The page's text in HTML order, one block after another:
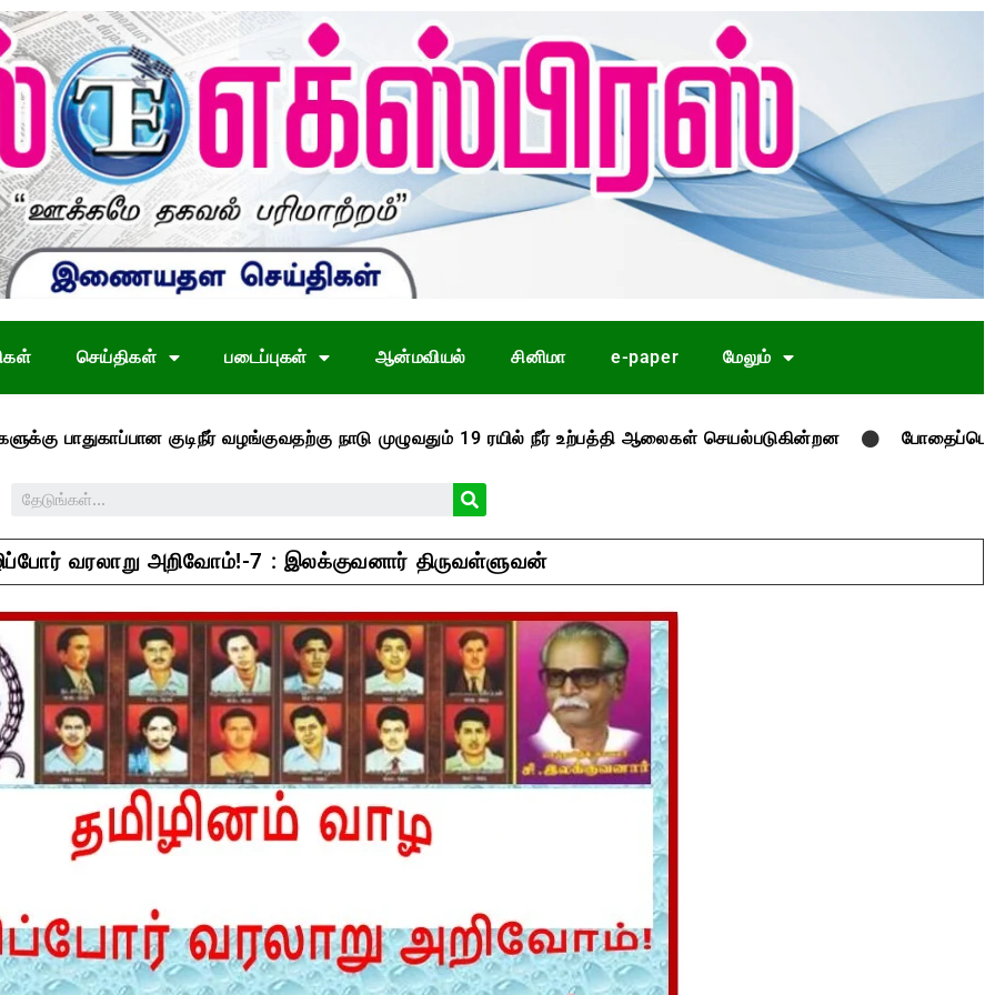
செய்திகள் படைப்புகள் ஆன்மவியல் சினிமா e-paper மேலும்
குடிநீர் வழங்குவதற்கு நாடு முழுவதும் 19 ரயில் நீர் உற்பத்தி ஆலைகள் செயல்படுகின்றன போதைப்பொருள்
வரலாறு அறிவோம்!-7 : இலக்குவனார் திருவள்ளுவன்